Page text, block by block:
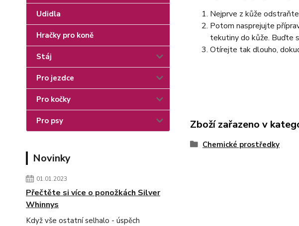
Udidla
Hračky pro koně
Stáj
Pro jezdce
Pro kočky
Pro psy
Novinky
01.01.2023
Přečtěte si více o ponožkách Silver
Whinnys
Když vše ostatní selhalo - úspěch
Nejprve z kůže
Potom nasprejujte
tekutiny do kůže. Buďte
Otírejte tak dlouho,
Zboží zařazeno v
Chemické prostředky